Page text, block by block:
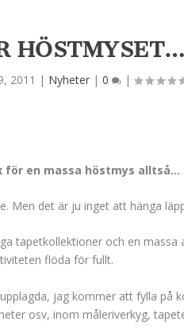
2011 | Nyheter| 0 |
för en massa höstmys alltså…
Men det är ju inget att hänga
tapetkollektioner och en massa
flöda för fullt.
jag kommer att fylla på
osv, inom måleriverkyg,